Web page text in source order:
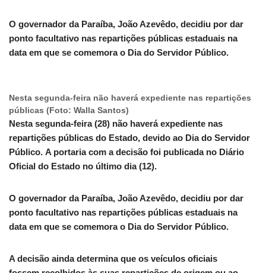
O governador da Paraíba, João Azevêdo, decidiu por dar
ponto facultativo nas repartições públicas estaduais na
data em que se comemora o Dia do Servidor Público.
Nesta segunda-feira não haverá expediente nas repartições
públicas (Foto: Walla Santos)
Nesta segunda-feira (28) não haverá expediente nas
repartições públicas do Estado, devido ao Dia do Servidor
Público. A portaria com a decisão foi publicada no Diário
Oficial do Estado no último dia (12).
O governador da Paraíba, João Azevêdo, decidiu por dar
ponto facultativo nas repartições públicas estaduais na
data em que se comemora o Dia do Servidor Público.
A decisão ainda determina que os veículos oﬁciais